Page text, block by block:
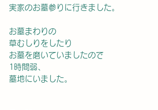
実家のお墓参りに行きました。
お墓まわりの
草むしりをしたり
お墓を磨いていましたので
1時間弱、
墓地にいました。